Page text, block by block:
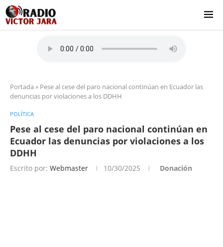
Portada » Pese al cese del paro nacional continúan en Ecuador las
denuncias por violaciones a los DDHH
POLÍTICA
Pese al cese del paro nacional continúan en
Ecuador las denuncias por violaciones a los
DDHH
Escrito por: Webmaster 10/30/2025 Donación